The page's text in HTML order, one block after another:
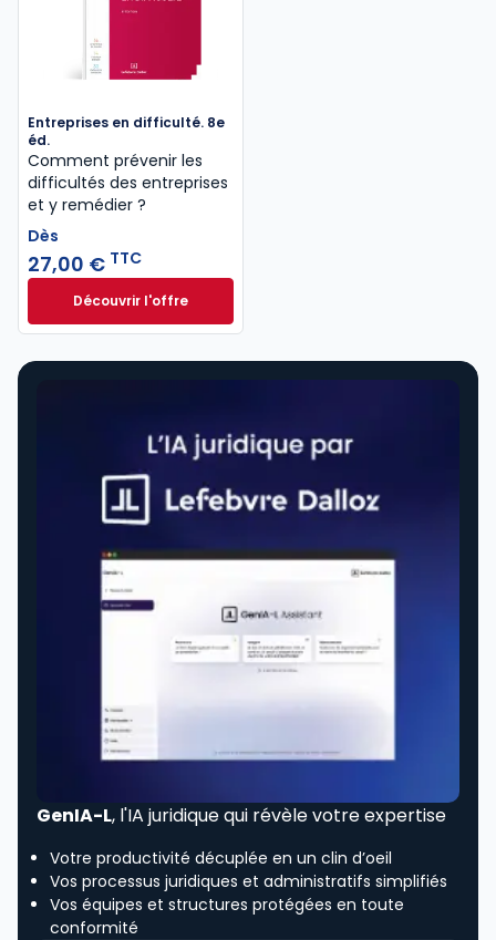
Entreprises en difficulté. 8e
éd.
Comment prévenir les
difficultés des entreprises
et y remédier ?
Dès
27,00 € TTC
Découvrir l'offreEntreprises en difficulté. 8e éd. à partir de
Dès
GenIA-L, l'IA juridique qui révèle votre expertise
Votre productivité décuplée en un clin d’oeil
Vos processus juridiques et administratifs simplifiés
Vos équipes et structures protégées en toute
conformité